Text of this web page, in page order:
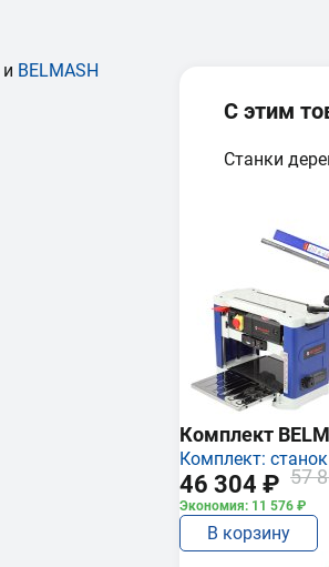
и BELMASH
С этим
Станки
Комплект
Комплект:
46 304 ₽ 57
Экономия: 11 576 ₽
В корзину